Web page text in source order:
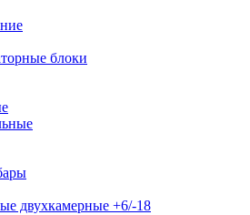
блоки
двухкамерные +6/-18